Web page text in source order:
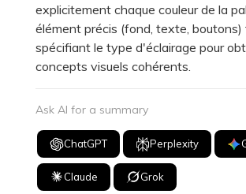
explicitement chaque couleur de la
élément précis (fond, texte, boutons)
spécifiant le type d'éclairage pour
concepts visuels cohérents.
Ask AI for a summary
ChatGPT Perplexity
Claude Grok